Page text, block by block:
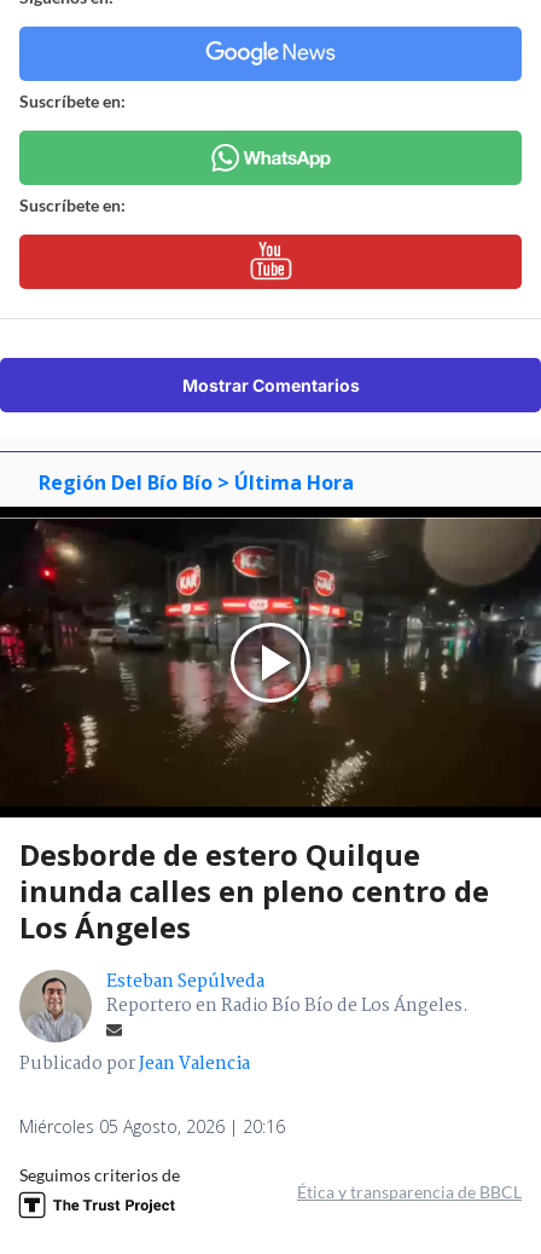
Suscríbete en:
Suscríbete en:
Mostrar Comentarios
Región Del Bío Bío > Última Hora
Desborde de estero Quilque
inunda calles en pleno centro de
Los Ángeles
Esteban Sepúlveda
Reportero en Radio Bío Bío de Los Ángeles.
Publicado porJean Valencia
Miércoles 05 Agosto, 2026 | 20:16
Seguimos criterios de
Ética y transparencia de BBCL